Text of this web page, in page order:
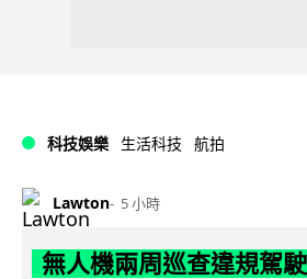
科技娛樂 生活科技 航拍
Lawton 5 小時
無人機兩周巡查違規駕